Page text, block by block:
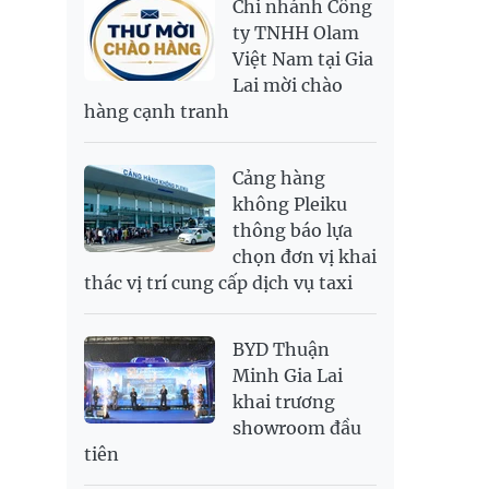
RUB
300.88
333.06
SAR
6,949.25
7,248.34
2,700.94
2,815.47
SGD
USD
26,020 26,050 26,430
PNJ 138,500,000142,000,000
Chi nhánh Công
ty TNHH Olam
Việt Nam tại Gia
Lai mời chào
hàng cạnh tranh
Cảng hàng
không Pleiku
thông báo lựa
chọn đơn vị khai
thác vị trí cung cấp dịch vụ taxi
BYD Thuận
Minh Gia Lai
khai trương
showroom đầu
tiên